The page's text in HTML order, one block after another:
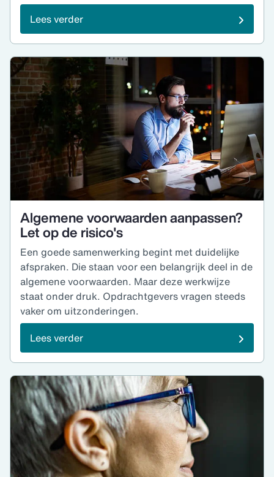
Lees verder
Algemene voorwaarden aanpassen?
Let op de risico's
Een goede samenwerking begint met duidelijke
afspraken. Die staan voor een belangrijk deel in de
algemene voorwaarden. Maar deze werkwijze
staat onder druk. Opdrachtgevers vragen steeds
vaker om uitzonderingen.
Lees verder